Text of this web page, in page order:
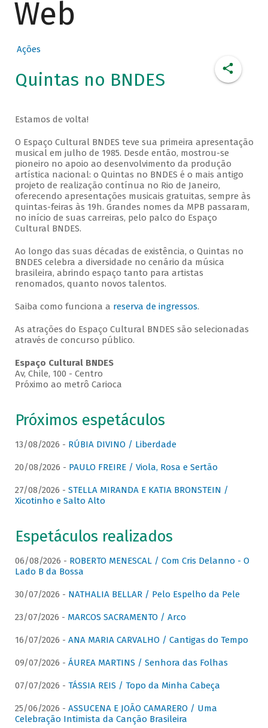
Web
Ações
Quintas no BNDES
Estamos de volta!
O Espaço Cultural BNDES teve sua primeira apresentação
musical em julho de 1985. Desde então, mostrou-se
pioneiro no apoio ao desenvolvimento da produção
artística nacional: o Quintas no BNDES é o mais antigo
projeto de realização contínua no Rio de Janeiro,
oferecendo apresentações musicais gratuitas, sempre às
quintas-feiras às 19h. Grandes nomes da MPB passaram,
no início de suas carreiras, pelo palco do Espaço
Cultural BNDES.
Ao longo das suas décadas de existência, o Quintas no
BNDES celebra a diversidade no cenário da música
brasileira, abrindo espaço tanto para artistas
renomados, quanto novos talentos.
Saiba como funciona a reserva de ingressos.
As atrações do Espaço Cultural BNDES são selecionadas
através de concurso público.
Espaço Cultural BNDES
Av, Chile, 100 - Centro
Próximo ao metrô Carioca
Próximos espetáculos
13/08/2026 - RÚBIA DIVINO / Liberdade
20/08/2026 - PAULO FREIRE / Viola, Rosa e Sertão
27/08/2026 - STELLA MIRANDA E KATIA BRONSTEIN /
Xicotinho e Salto Alto
Espetáculos realizados
06/08/2026 - ROBERTO MENESCAL / Com Cris Delanno - O
Lado B da Bossa
30/07/2026 - NATHALIA BELLAR / Pelo Espelho da Pele
23/07/2026 - MARCOS SACRAMENTO / Arco
16/07/2026 - ANA MARIA CARVALHO / Cantigas do Tempo
09/07/2026 - ÁUREA MARTINS / Senhora das Folhas
07/07/2026 - TÁSSIA REIS / Topo da Minha Cabeça
25/06/2026 - ASSUCENA E JOÃO CAMARERO / Uma
Celebração Intimista da Canção Brasileira